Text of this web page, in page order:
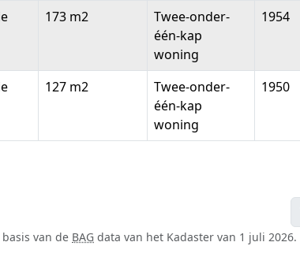
173 m2
Twee-onder-
één-kap
woning
1954
127 m2
Twee-onder-
één-kap
woning
1950
van de BAG data van het Kadaster van 1 juli 2026.